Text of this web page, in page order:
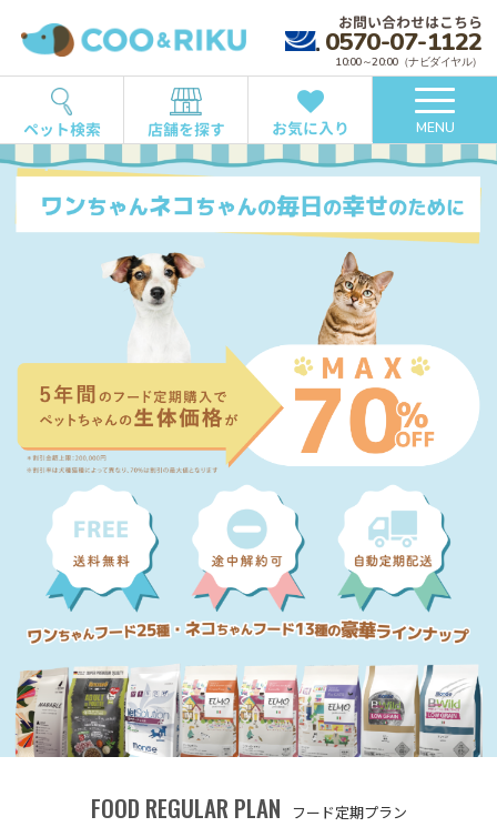
お問い合わせはこちら
0570-07-1122
10:00～20:00（ナビダイヤル）
ペット検索 店舗を探す お気に入り MENU
FOOD REGULAR PLAN フード定期プラン